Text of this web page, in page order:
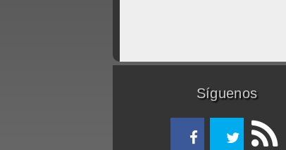
Síguenos